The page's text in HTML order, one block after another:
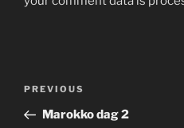
Previous
Post
PREVIOUS
Marokko dag 2